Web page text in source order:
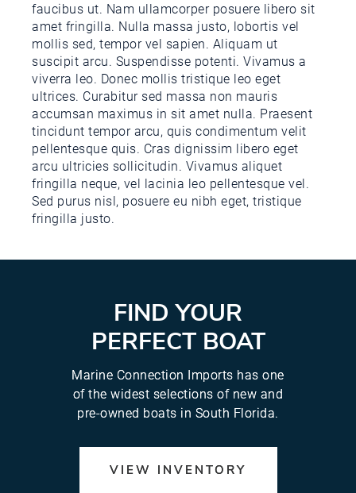
faucibus ut. Nam ullamcorper posuere libero sit
amet fringilla. Nulla massa justo, lobortis vel
mollis sed, tempor vel sapien. Aliquam ut
suscipit arcu. Suspendisse potenti. Vivamus a
viverra leo. Donec mollis tristique leo eget
ultrices. Curabitur sed massa non mauris
accumsan maximus in sit amet nulla. Praesent
tincidunt tempor arcu, quis condimentum velit
pellentesque quis. Cras dignissim libero eget
arcu ultricies sollicitudin. Vivamus aliquet
fringilla neque, vel lacinia leo pellentesque vel.
Sed purus nisl, posuere eu nibh eget, tristique
fringilla justo.
FIND YOUR
PERFECT BOAT
Marine Connection Imports has one
of the widest selections of new and
pre-owned boats in South Florida.
VIEW INVENTORY